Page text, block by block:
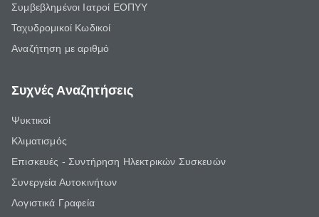
Συμβεβλημένοι Ιατροί ΕΟΠΥΥ
Ταχυδρομικοί Κωδικοί
Αναζήτηση με αριθμό
Συχνές Αναζητήσεις
Ψυκτικοί
Κλιματισμός
Επισκευές - Συντήρηση Ηλεκτρικών Συσκευών
Συνεργεία Αυτοκινήτων
Λογιστικά Γραφεία